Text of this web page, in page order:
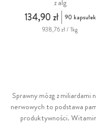
z alg
134,90 zł
90 kapsułek
938,76 zł / 1kg
Sprawny mózg z
nerwowych to podstawa
produktywności.